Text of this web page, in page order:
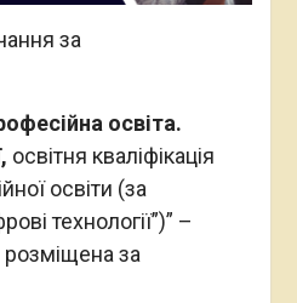
за
освіта.
освітня кваліфікація
освіти (за
технології”)” –
за